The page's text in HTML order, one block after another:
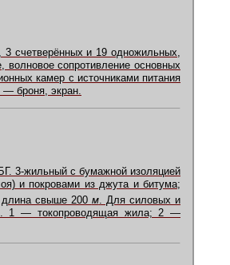
счетверённых и 19 одножильных,
волновое сопротивление основных
камер с источниками питания
броня, экран.
3-жильный с бумажной изоляцией
и покровами из джута и битума;
длина свыше 200 м. Для силовых и
1 — токопроводящая жила; 2 —